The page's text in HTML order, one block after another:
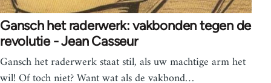
Gansch het raderwerk: vakbonden tegen de
revolutie - Jean Casseur
Gansch het raderwerk staat stil, als uw machtige arm het
wil! Of toch niet? Want wat als de vakbond…